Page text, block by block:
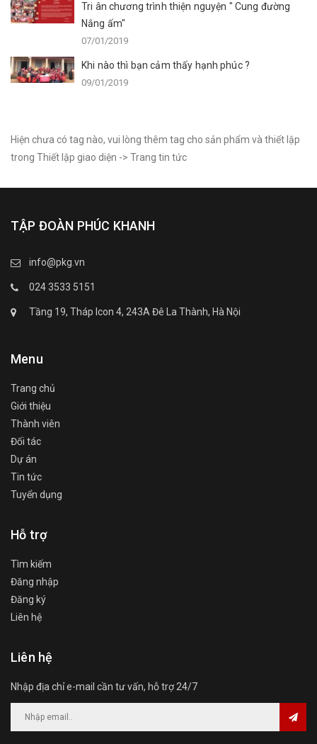
Tri ân chương trình thiện nguyện " Cung đường
Nắng ấm"
07/01/2019
Khi nào thì bạn cảm thấy hạnh phúc ?
09/01/2019
Hiện chưa có tag nào, vui lòng thêm tag cho sản phẩm và thiết lập
trong Thiết lập giao diện -> Trang tin tức
TẬP ĐOÀN PHÚC KHANH
info@pkg.vn
024 3533 5151
Tầng 19, Tháp Icon 4, 243A Đê La Thành, Hà Nội
Menu
Trang chủ
Giới thiệu
Thành viên
Đối tác
Dự án
Tin tức
Tuyển dụng
Hỗ trợ
Tìm kiếm
Đăng nhập
Đăng ký
Liên hệ
Liên hệ
Nhập địa chỉ e-mail cần tư vấn, hỗ trợ 24/7